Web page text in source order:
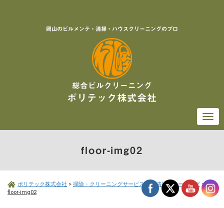
岡山のビルメンテ・清掃・ハウスクリーニングのプロ
総合ビルクリーニング
ポリテック株式会社
floor-img02
ポリテック株式会社 > 掃除・クリーニングサービス >床清掃クリーニング >
floor-img02